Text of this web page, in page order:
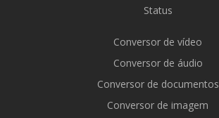
Status
Conversor de vídeo
Conversor de áudio
Conversor de documentos
Conversor de imagem